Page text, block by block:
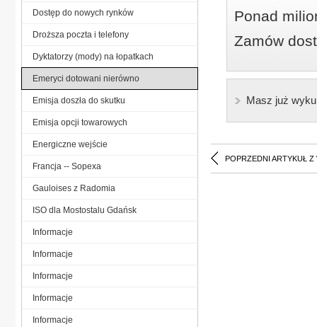
Ponad
Zamów
Masz już
POPRZEDNI ARTYKUŁ Z
Dostęp do nowych rynków
Droższa poczta i telefony
Dyktatorzy (mody) na łopatkach
Emeryci dotowani nierówno
Emisja doszła do skutku
Emisja opcji towarowych
Energiczne wejście
Francja -- Sopexa
Gauloises z Radomia
ISO dla Mostostalu Gdańsk
Informacje
Informacje
Informacje
Informacje
Informacje